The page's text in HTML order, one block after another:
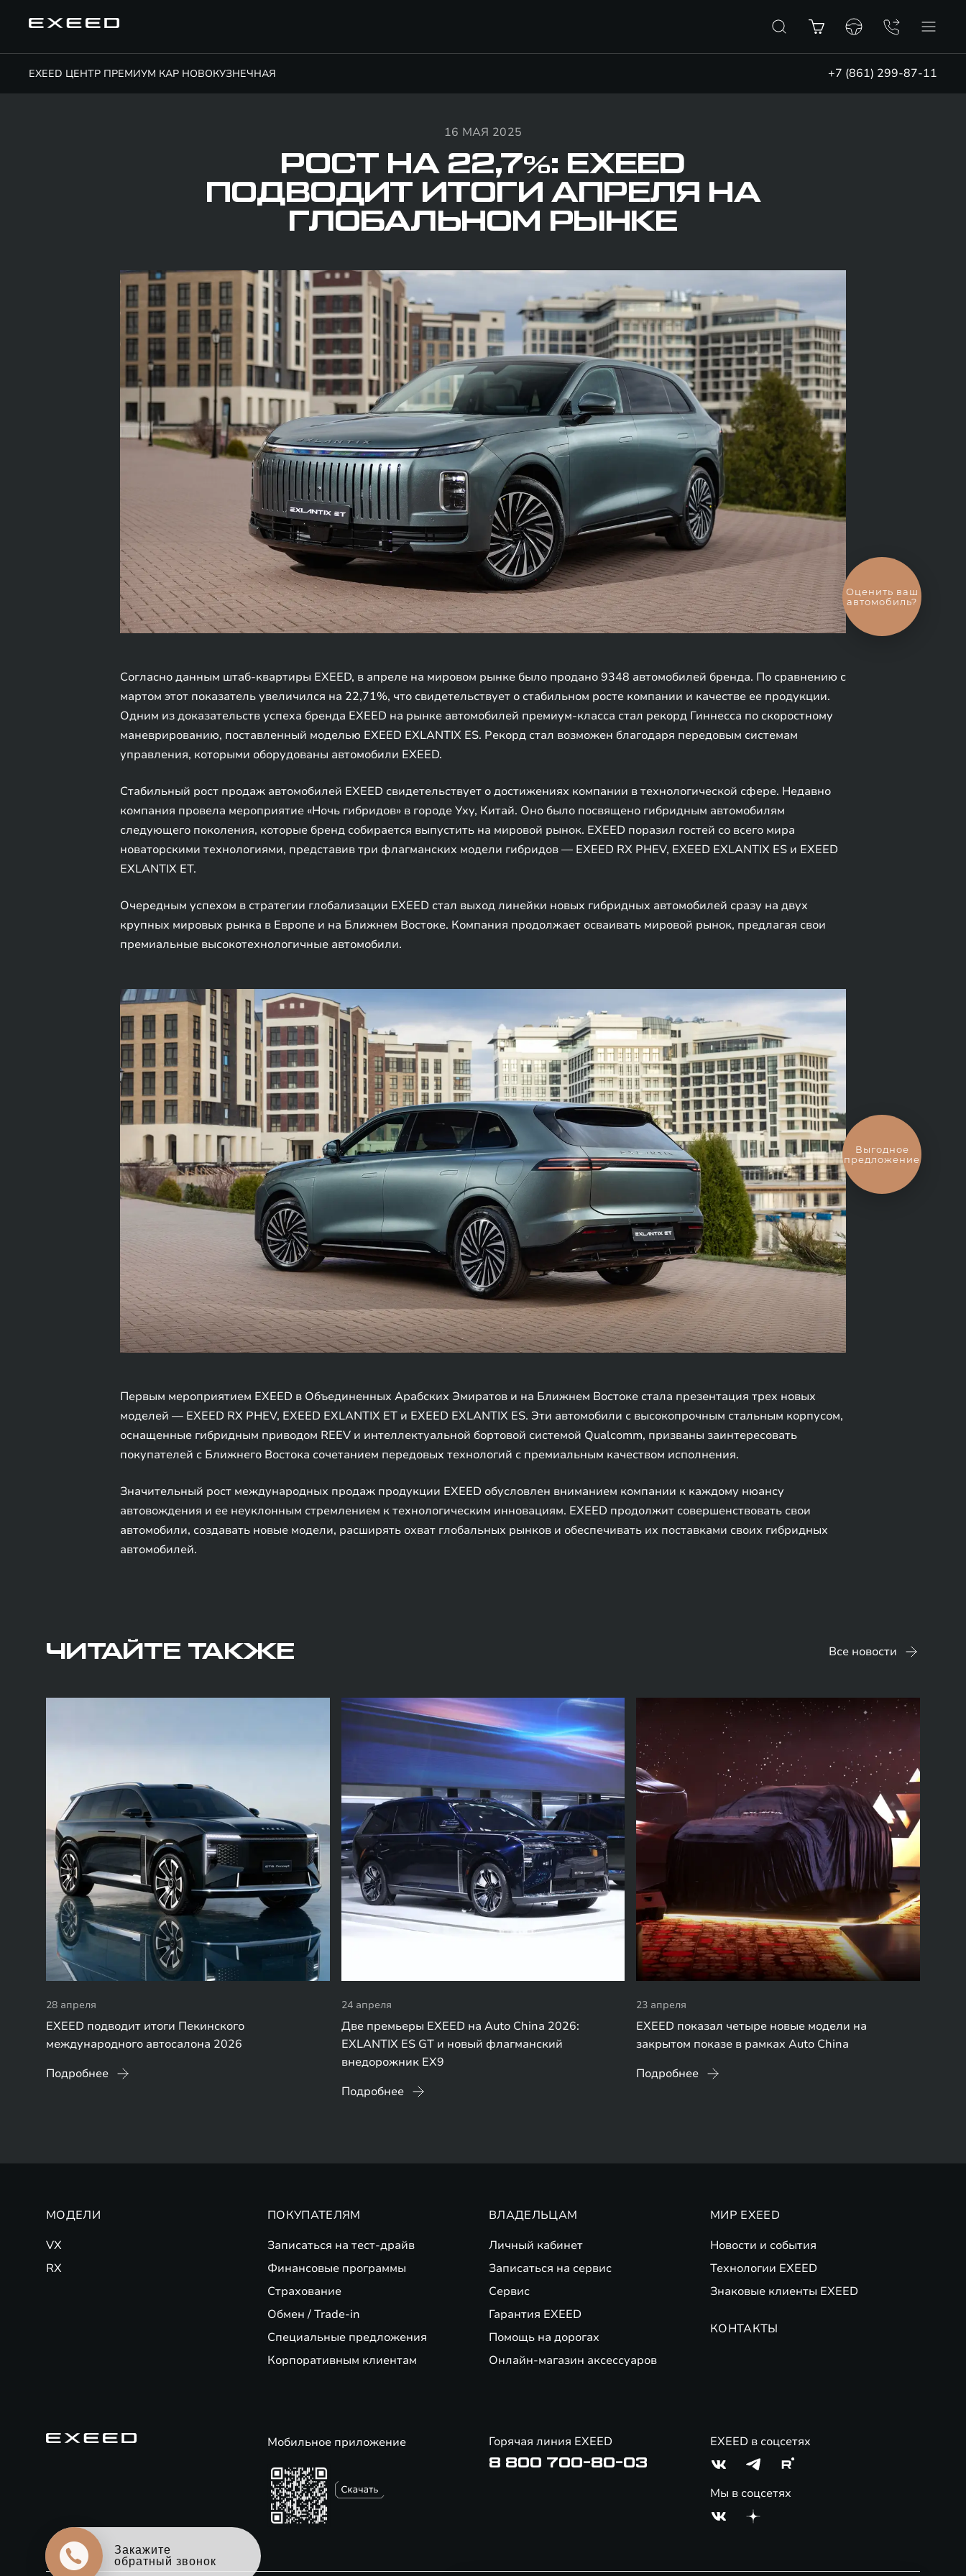
EXEED ЦЕНТР ПРЕМИУМ КАР НОВОКУЗНЕЧНАЯ +7 (861) 299-87-11
16 МАЯ 2025
РОСТ НА 22,7%: EXEED
ПОДВОДИТ ИТОГИ АПРЕЛЯ НА
ГЛОБАЛЬНОМ РЫНКЕ
Согласно данным штаб-квартиры EXEED, в апреле на мировом рынке было продано 9348 автомобилей бренда. По сравнению с
мартом этот показатель увеличился на 22,71%, что свидетельствует о стабильном росте компании и качестве ее продукции.
Одним из доказательств успеха бренда EXEED на рынке автомобилей премиум-класса стал рекорд Гиннесса по скоростному
маневрированию, поставленный моделью EXEED EXLANTIX ES. Рекорд стал возможен благодаря передовым системам
управления, которыми оборудованы автомобили EXEED.
Стабильный рост продаж автомобилей EXEED свидетельствует о достижениях компании в технологической сфере. Недавно
компания провела мероприятие «Ночь гибридов» в городе Уху, Китай. Оно было посвящено гибридным автомобилям
следующего поколения, которые бренд собирается выпустить на мировой рынок. EXEED поразил гостей со всего мира
новаторскими технологиями, представив три флагманских модели гибридов — EXEED RX PHEV, EXEED EXLANTIX ES и EXEED
EXLANTIX ET.
Очередным успехом в стратегии глобализации EXEED стал выход линейки новых гибридных автомобилей сразу на двух
крупных мировых рынка в Европе и на Ближнем Востоке. Компания продолжает осваивать мировой рынок, предлагая свои
премиальные высокотехнологичные автомобили.
Первым мероприятием EXEED в Объединенных Арабских Эмиратов и на Ближнем Востоке стала презентация трех новых
моделей — EXEED RX PHEV, EXEED EXLANTIX ET и EXEED EXLANTIX ES. Эти автомобили с высокопрочным стальным корпусом,
оснащенные гибридным приводом REEV и интеллектуальной бортовой системой Qualcomm, призваны заинтересовать
покупателей с Ближнего Востока сочетанием передовых технологий с премиальным качеством исполнения.
Значительный рост международных продаж продукции EXEED обусловлен вниманием компании к каждому нюансу
автовождения и ее неуклонным стремлением к технологическим инновациям. EXEED продолжит совершенствовать свои
автомобили, создавать новые модели, расширять охват глобальных рынков и обеспечивать их поставками своих гибридных
автомобилей.
ЧИТАЙТЕ ТАКЖЕ Все новости
28 апреля
EXEED подводит итоги Пекинского
международного автосалона 2026
Подробнее
24 апреля
Две премьеры EXEED на Auto China 2026:
EXLANTIX ES GT и новый флагманский
внедорожник EX9
Подробнее
23 апреля
EXEED показал четыре новые модели на
закрытом показе в рамках Auto China
Подробнее
МОДЕЛИ
VX
RX
ПОКУПАТЕЛЯМ
Записаться на тест-драйв
Финансовые программы
Страхование
Обмен / Trade-in
Специальные предложения
Корпоративным клиентам
ВЛАДЕЛЬЦАМ
Личный кабинет
Записаться на сервис
Сервис
Гарантия EXEED
Помощь на дорогах
Онлайн-магазин аксессуаров
МИР EXEED
Новости и события
Технологии EXEED
Знаковые клиенты EXEED
КОНТАКТЫ
Мобильное приложение Горячая линия EXEED
8 800 700-80-03
EXEED в соцсетях
Мы в соцсетях
обмен
автомобиля
Выгодное
предложение
Оцените свой авто
в обмен на новый